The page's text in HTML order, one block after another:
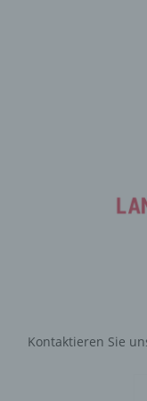
Kontaktieren Sie
verarbeiteten
sicherzustellen.
werden getrennt
angegebenen
Internetseite
Die betroffene
Internetseite des
die für die
Daten werden